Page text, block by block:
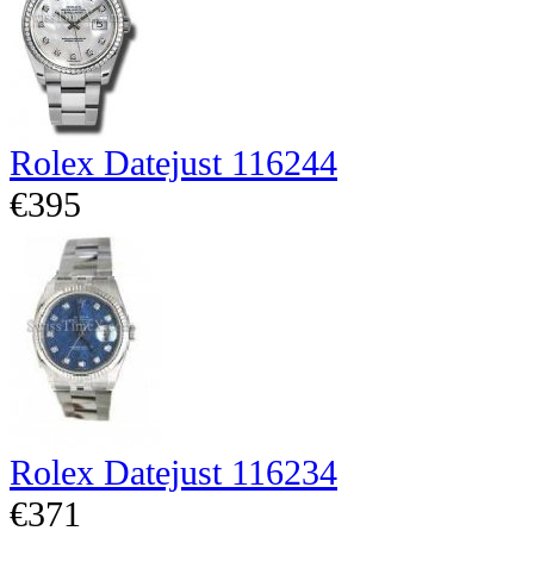
Rolex Datejust 116244
€395
Rolex Datejust 116234
€371